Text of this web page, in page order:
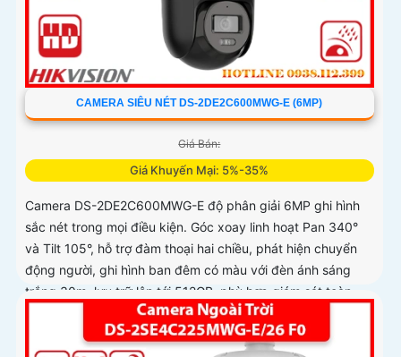
CAMERA SIÊU NÉT DS-2DE2C600MWG-E (6MP)
Giá Bán:
Giá Khuyến Mại: 5%-35%
Camera DS-2DE2C600MWG-E độ phân giải 6MP ghi hình
sắc nét trong mọi điều kiện. Góc xoay linh hoạt Pan 340°
và Tilt 105°, hỗ trợ đàm thoại hai chiều, phát hiện chuyển
động người, ghi hình ban đêm có màu với đèn ánh sáng
trắng 30m, lưu trữ lên tới 512GB, phù hợp giám sát toàn